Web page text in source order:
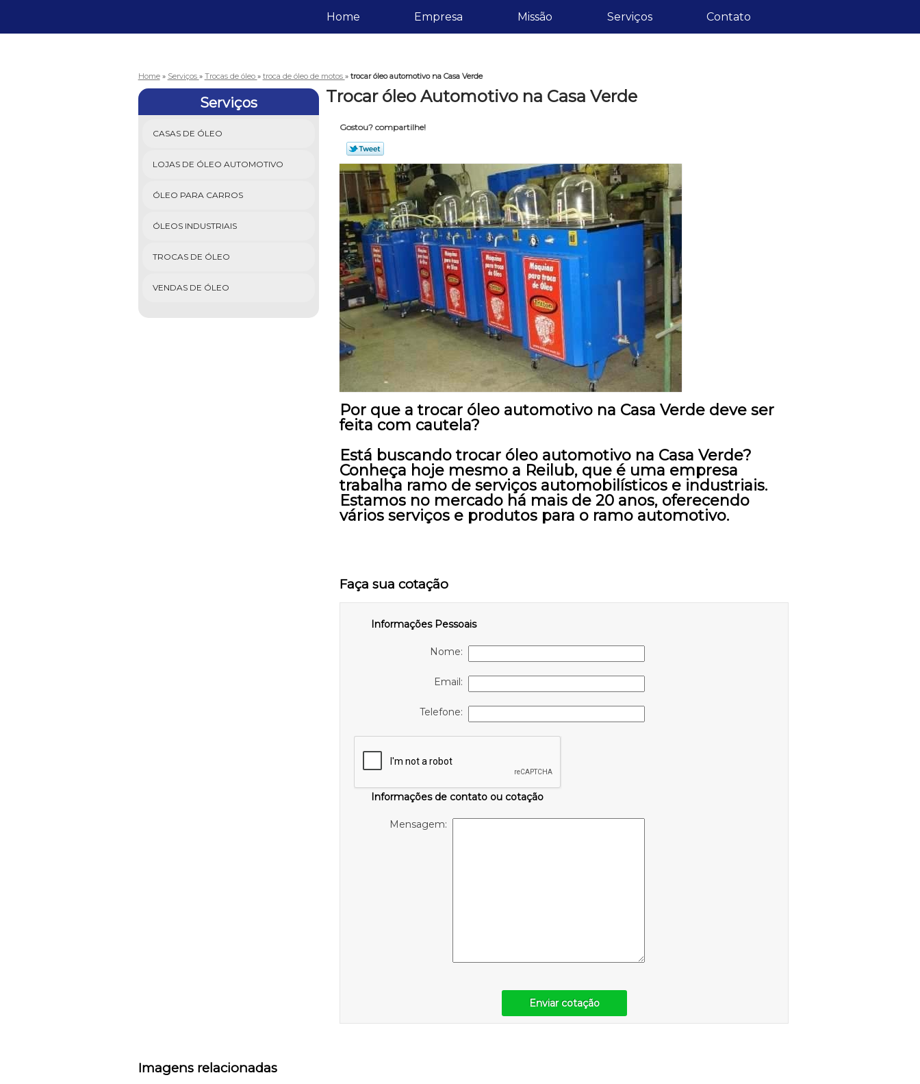
Home Empresa Missão Serviços Contato
Home » Serviços » Trocas de óleo » troca de óleo de motos » trocar óleo automotivo na Casa Verde
Serviços
CASAS DE ÓLEO
LOJAS DE ÓLEO AUTOMOTIVO
ÓLEO PARA CARROS
ÓLEOS INDUSTRIAIS
TROCAS DE ÓLEO
VENDAS DE ÓLEO
Trocar óleo Automotivo na Casa Verde
Gostou? compartilhe!
Por que a trocar óleo automotivo na Casa Verde deve ser
feita com cautela?
Está buscando trocar óleo automotivo na Casa Verde?
Conheça hoje mesmo a Reilub, que é uma empresa
trabalha ramo de serviços automobilísticos e industriais.
Estamos no mercado há mais de 20 anos, oferecendo
vários serviços e produtos para o ramo automotivo.
Faça sua cotação
Informações Pessoais
Nome:
Email:
Telefone:
Informações de contato ou cotação
Mensagem:
Enviar cotação
Imagens relacionadas